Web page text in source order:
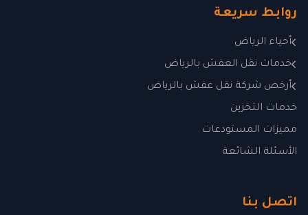
روابط سريعة
أحياء الرياض
خدمات نقل العفش بالرياض
أرخص شركة نقل عفش بالرياض
خدمات التخزين
مميزات المستودعات
الأسئلة الشائعة
اتصل بنا